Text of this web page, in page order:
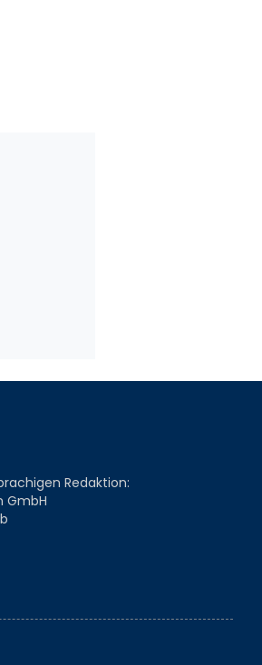
Redaktion:
GmbH